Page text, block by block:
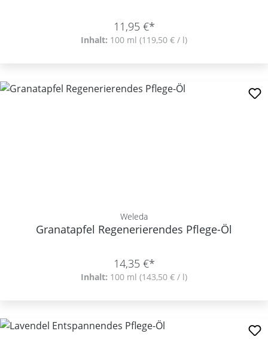
11,95 €*
Inhalt: 100 ml (119,50 € / l)
Weleda
Granatapfel Regenerierendes Pflege-Öl
14,35 €*
Inhalt: 100 ml (143,50 € / l)